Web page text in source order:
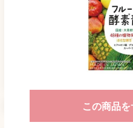
この商品